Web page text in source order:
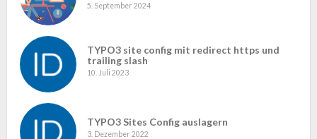
5. September 2024
TYPO3 site config mit redirect https und
trailing slash
10. Juli 2023
TYPO3 Sites Config auslagern
3. Dezember 2022